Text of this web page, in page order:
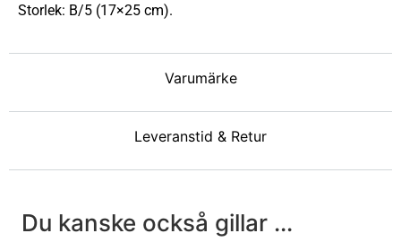
Varumärke
Leveranstid & Retur
Storlek: B/5 (17×25 cm).
Du kanske också gillar ...